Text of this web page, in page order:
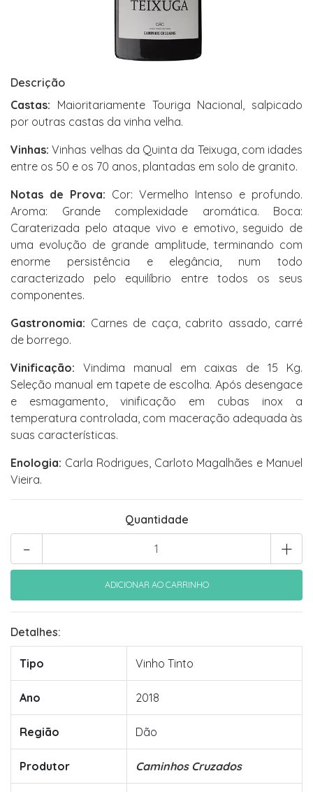
Descrição
Castas: Maioritariamente Touriga Nacional, salpicado
por outras castas da vinha velha.
Vinhas: Vinhas velhas da Quinta da Teixuga, com idades
entre os 50 e os 70 anos, plantadas em solo de granito.
Notas de Prova: Cor: Vermelho Intenso e profundo.
Aroma: Grande complexidade aromática. Boca:
Caraterizada pelo ataque vivo e emotivo, seguido de
uma evolução de grande amplitude, terminando com
enorme persistência e elegância, num todo
caracterizado pelo equilíbrio entre todos os seus
componentes.
Gastronomia: Carnes de caça, cabrito assado, carré
de borrego.
Vinificação: Vindima manual em caixas de 15 Kg.
Seleção manual em tapete de escolha. Após desengace
e esmagamento, vinificação em cubas inox a
temperatura controlada, com maceração adequada às
suas características.
Enologia: Carla Rodrigues, Carloto Magalhães e Manuel
Vieira.
Quantidade
+
-
Detalhes:
Tipo Vinho Tinto
Ano 2018
Região Dão
Produtor Caminhos Cruzados